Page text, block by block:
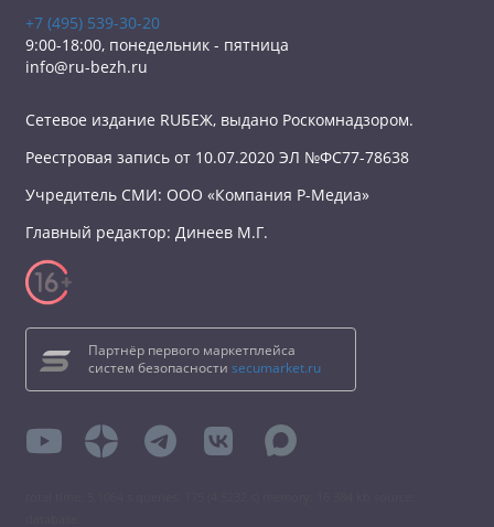
+7 (495) 539-30-20
9:00-18:00, понедельник - пятница
info@ru-bezh.ru
Сетевое издание RUБЕЖ, выдано Роскомнадзором.
Реестровая запись от 10.07.2020 ЭЛ №ФС77-78638
Учредитель СМИ: ООО «Компания Р-Медиа»
Главный редактор: Динеев М.Г.
Партнёр первого маркетплейса
систем безопасности secumarket.ru